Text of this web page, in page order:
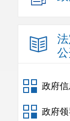
政府
政府领